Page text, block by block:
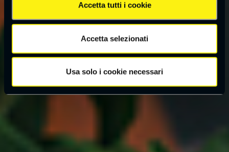
Accetta tutti i cookie
Accetta selezionati
Usa solo i cookie necessari